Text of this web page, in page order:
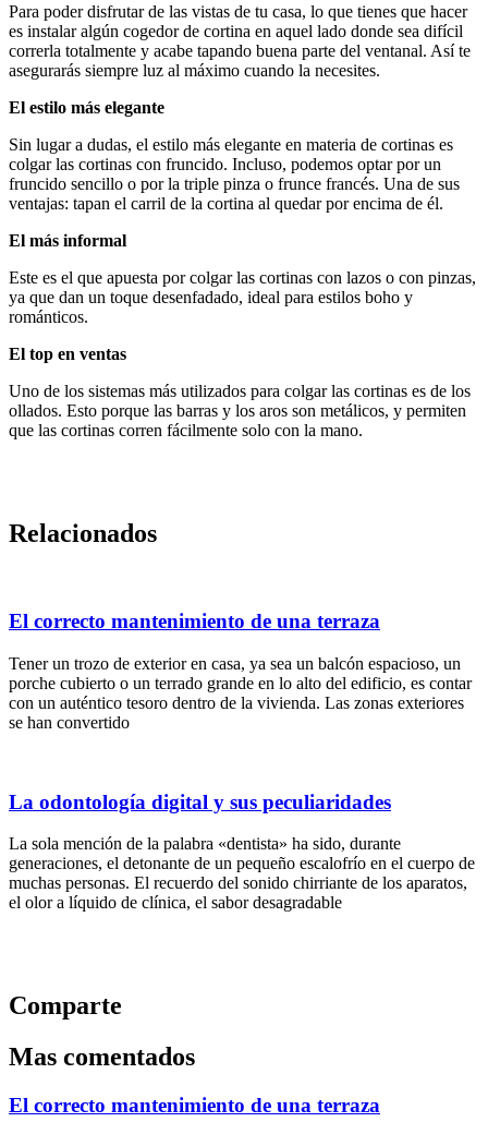
Para poder disfrutar de las vistas de tu casa, lo que tienes que hacer
es instalar algún cogedor de cortina en aquel lado donde sea difícil
correrla totalmente y acabe tapando buena parte del ventanal. Así te
asegurarás siempre luz al máximo cuando la necesites.
El estilo más elegante
Sin lugar a dudas, el estilo más elegante en materia de cortinas es
colgar las cortinas con fruncido. Incluso, podemos optar por un
fruncido sencillo o por la triple pinza o frunce francés. Una de sus
ventajas: tapan el carril de la cortina al quedar por encima de él.
El más informal
Este es el que apuesta por colgar las cortinas con lazos o con pinzas,
ya que dan un toque desenfadado, ideal para estilos boho y
románticos.
El top en ventas
Uno de los sistemas más utilizados para colgar las cortinas es de los
ollados. Esto porque las barras y los aros son metálicos, y permiten
que las cortinas corren fácilmente solo con la mano.
Relacionados
El correcto mantenimiento de una terraza
Tener un trozo de exterior en casa, ya sea un balcón espacioso, un
porche cubierto o un terrado grande en lo alto del edificio, es contar
con un auténtico tesoro dentro de la vivienda. Las zonas exteriores
se han convertido
La odontología digital y sus peculiaridades
La sola mención de la palabra «dentista» ha sido, durante
generaciones, el detonante de un pequeño escalofrío en el cuerpo de
muchas personas. El recuerdo del sonido chirriante de los aparatos,
el olor a líquido de clínica, el sabor desagradable
Comparte
Mas comentados
El correcto mantenimiento de una terraza